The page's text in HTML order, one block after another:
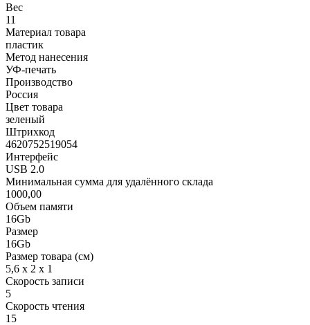
Вес
11
Материал товара
пластик
Метод нанесения
УФ-печать
Производство
Россия
Цвет товара
зеленый
Штрихкод
4620752519054
Интерфейс
USB 2.0
Минимальная сумма для удалённого склада
1000,00
Объем памяти
16Gb
Размер
16Gb
Размер товара (см)
5,6 х 2 х 1
Скорость записи
5
Скорость чтения
15